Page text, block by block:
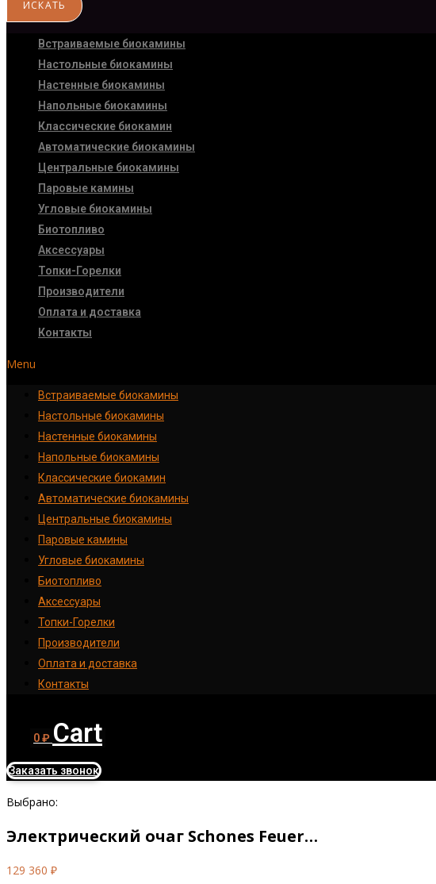
Встраиваемые биокамины
Настoльные биокамины
Настенные биокамины
Напольные биокамины
Классические биокамин
Автоматические биокамины
Центральные биокамины
Паровые камины
Угловые биокамины
Биотопливо
Аксессуары
Топки-Горелки
Производители
Оплата и доставка
Контакты
Menu
Встраиваемые биокамины
Настoльные биокамины
Настенные биокамины
Напольные биокамины
Классические биокамин
Автоматические биокамины
Центральные биокамины
Паровые камины
Угловые биокамины
Биотопливо
Аксессуары
Топки-Горелки
Производители
Оплата и доставка
Контакты
0₽ Cart
Заказать звонок
Выбрано:
Электрический очаг Schones Feuer…
129 360 ₽